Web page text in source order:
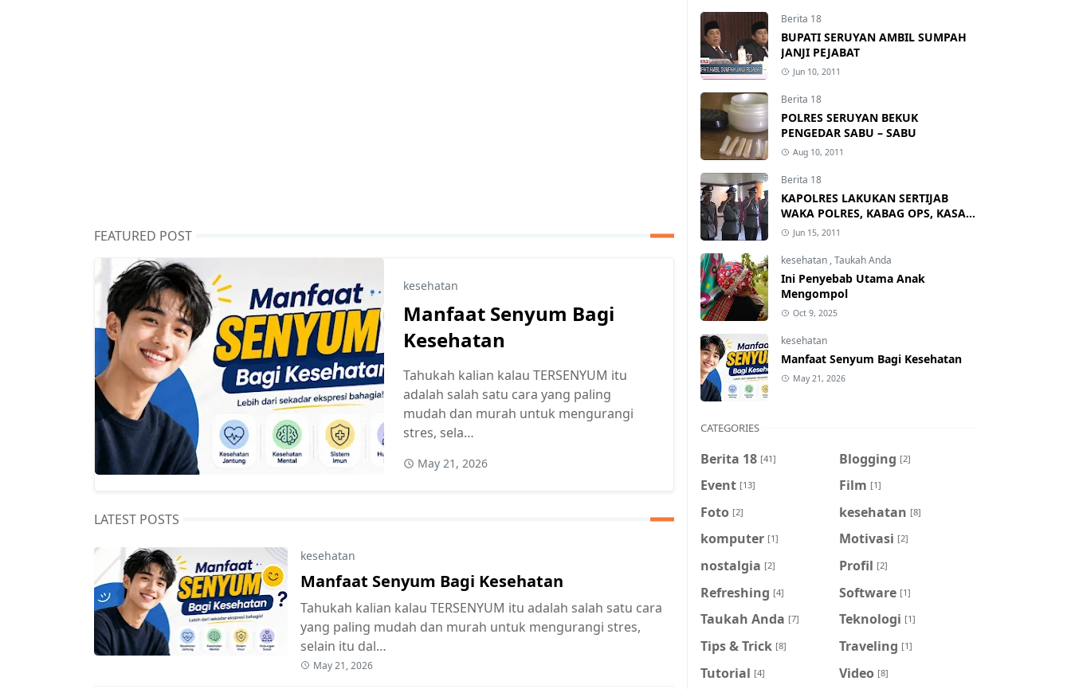
FEATURED POST
kesehatan
Manfaat Senyum Bagi
Kesehatan
Tahukah kalian kalau TERSENYUM itu
adalah salah satu cara yang paling
mudah dan murah untuk mengurangi
stres, sela…
May 21, 2026
LATEST POSTS
kesehatan
Manfaat Senyum Bagi Kesehatan
Tahukah kalian kalau TERSENYUM itu adalah salah satu cara
yang paling mudah dan murah untuk mengurangi stres,
selain itu dal…
May 21, 2026
Berita 18
BUPATI SERUYAN AMBIL SUMPAH
JANJI PEJABAT
Jun 10, 2011
Berita 18
POLRES SERUYAN BEKUK
PENGEDAR SABU – SABU
Aug 10, 2011
Berita 18
KAPOLRES LAKUKAN SERTIJAB
WAKA POLRES, KABAG OPS, KASAT
RESKRIM DAN KAPOLSEK
Jun 15, 2011
kesehatan ,Taukah Anda
Ini Penyebab Utama Anak
Mengompol
Oct 9, 2025
kesehatan
Manfaat Senyum Bagi Kesehatan
May 21, 2026
CATEGORIES
Berita 18 [41] Blogging [2]
Event [13] Film [1]
Foto [2] kesehatan [8]
komputer [1] Motivasi [2]
nostalgia [2] Profil [2]
Refreshing [4] Software [1]
Taukah Anda [7] Teknologi [1]
Tips & Trick [8] Traveling [1]
Tutorial [4] Video [8]